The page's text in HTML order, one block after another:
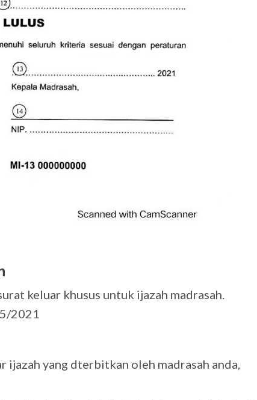
keluar khusus untuk ijazah madrasah.
2021
yang dterbitkan oleh madrasah anda,